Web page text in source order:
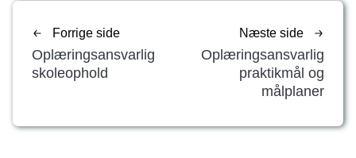
Forrige side
Oplæringsansvarlig
skoleophold
Næste side
Oplæringsansvarlig
praktikmål og
målplaner